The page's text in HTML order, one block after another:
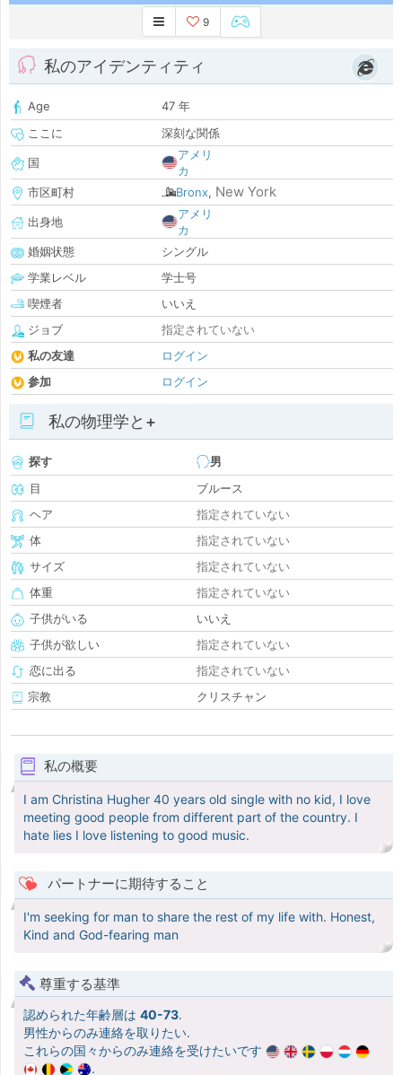
9
私のアイデンティティ
Age
47 年
ここに
深刻な関係
国
アメリ
カ
市区町村
Bronx, New York
出身地
アメリ
カ
婚姻状態
シングル
学業レベル
学士号
喫煙者
いいえ
ジョブ
指定されていない
私の友達
ログイン
参加
ログイン
私の物理学と+
探す
男
目
ブルース
ヘア
指定されていない
体
指定されていない
サイズ
指定されていない
体重
指定されていない
子供がいる
いいえ
子供が欲しい
指定されていない
恋に出る
指定されていない
宗教
クリスチャン
私の概要
I am Christina Hugher 40 years old single with no kid, I love
meeting good people from different part of the country. I
hate lies I love listening to good music.
パートナーに期待すること
I'm seeking for man to share the rest of my life with. Honest,
Kind and God-fearing man
尊重する基準
認められた年齢層は 40-73.
男性からのみ連絡を取りたい.
これらの国々からのみ連絡を受けたいです
.